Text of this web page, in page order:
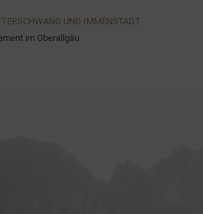
UND IMMENSTADT
im Oberallgäu